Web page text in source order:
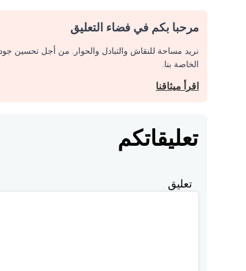
مرحبا بكم في فضاء التعليق
نريد مساحة للنقاش والتبادل والحوار. من أجل تحسين
الخاصة بنا.
اقرأ ميثاقنا
تعليقاتكم
تعليق